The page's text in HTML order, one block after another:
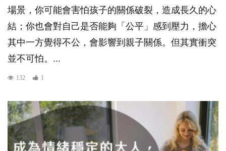
場景，你可能會害怕孩子的關係破裂，造成長久的心
結；你也會對自己是否能夠「公平」感到壓力，擔心
其中一方覺得不公，會影響到親子關係。但其實衝突
並不可怕。...
132 1